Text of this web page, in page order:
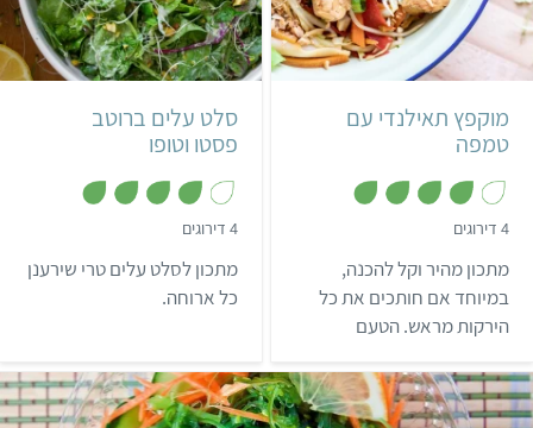
בינוני שעה ו-30 דקות
2-3 מנות אסייתי
מוקפץ תאילנדי עם
טמפה
4 דירוגים
מ
ת
ך
5
מתכון מהיר וקל להכנה,
במיוחד אם חותכים את כל
הירקות מראש. הטעם
קצת פאד תאי, רק בלי רוטב
הדגים ועם מצרכים זמינים.
קל 30 דקות
סלט עלים ברוטב
פסטו וטופו
4 דירוגים
מ
ת
ו
ך
מתכון לסלט עלים טרי שירענן
כל ארוחה.